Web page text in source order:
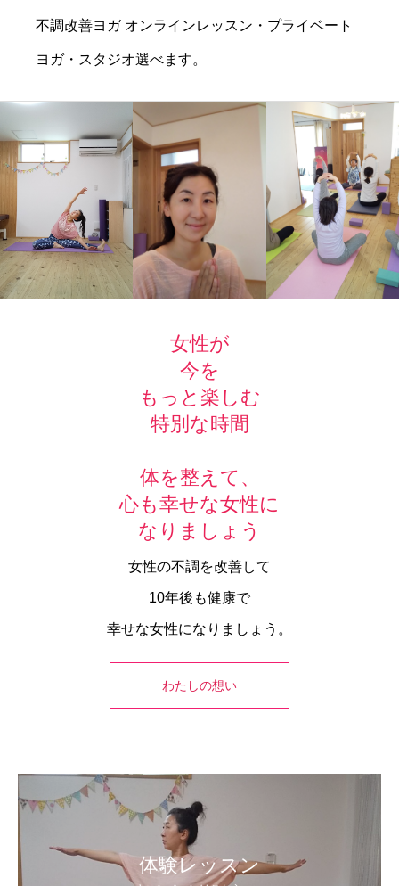
不調改善ヨガ オンラインレッスン・プライベート
ヨガ・スタジオ選べます。
女性が
今を
もっと楽しむ
特別な時間
体を整えて、
心も幸せな女性に
なりましょう
女性の不調を改善して
10年後も健康で
幸せな女性になりましょう。
わたしの想い
体験レッスン